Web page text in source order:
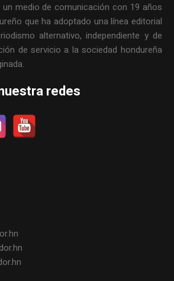
un medio de comunicación con 19 años
que ha adoptado una línea editorial
alternativo, independiente y de
de servicio a la sociedad hondureña
redes